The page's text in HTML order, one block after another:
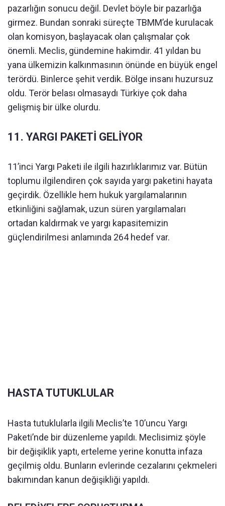
pazarlığın sonucu değil. Devlet böyle bir pazarlığa
girmez. Bundan sonraki süreçte TBMM’de kurulacak
olan komisyon, başlayacak olan çalışmalar çok
önemli. Meclis, gündemine hakimdir. 41 yıldan bu
yana ülkemizin kalkınmasının önünde en büyük engel
terördü. Binlerce şehit verdik. Bölge insanı huzursuz
oldu. Terör belası olmasaydı Türkiye çok daha
gelişmiş bir ülke olurdu.
11. YARGI PAKETİ GELİYOR
11’inci Yargı Paketi ile ilgili hazırlıklarımız var. Bütün
toplumu ilgilendiren çok sayıda yargı paketini hayata
geçirdik. Özellikle hem hukuk yargılamalarının
etkinliğini sağlamak, uzun süren yargılamaları
ortadan kaldırmak ve yargı kapasitemizin
güçlendirilmesi anlamında 264 hedef var.
HASTA TUTUKLULAR
Hasta tutuklularla ilgili Meclis’te 10’uncu Yargı
Paketi’nde bir düzenleme yapıldı. Meclisimiz şöyle
bir değişiklik yaptı, erteleme yerine konutta infaza
geçilmiş oldu. Bunların evlerinde cezalarını çekmeleri
bakımından kanun değişikliği yapıldı.